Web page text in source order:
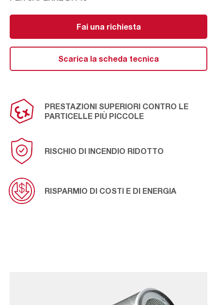
nella filtrazione di polveri con particelle incandescenti.
Grazie all’eccellente capacità di rilascio della polvere,
REDClean®NFR è adatto alle applicazioni industriali più
pericolose, riducendo il costo totale di gestione e il
consumo energetico e garantendo un ciclo di vita più
Fai una richiesta
Scarica la scheda tecnica
PRESTAZIONI SUPERIORI CONTRO LE
PARTICELLE PIÙ PICCOLE
RISCHIO DI INCENDIO RIDOTTO
RISPARMIO DI COSTI E DI ENERGIA